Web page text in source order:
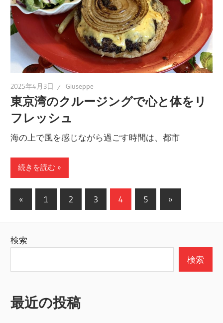
2025年4月3日 Giuseppe
東京湾のクルージングで心と体をリ
フレッシュ
海の上で風を感じながら過ごす時間は、都市
続きを読む
投
の
ー
ジ
送
«
の
事
1 2 3 4 5
次
の
»
検索
検索
最近の投稿